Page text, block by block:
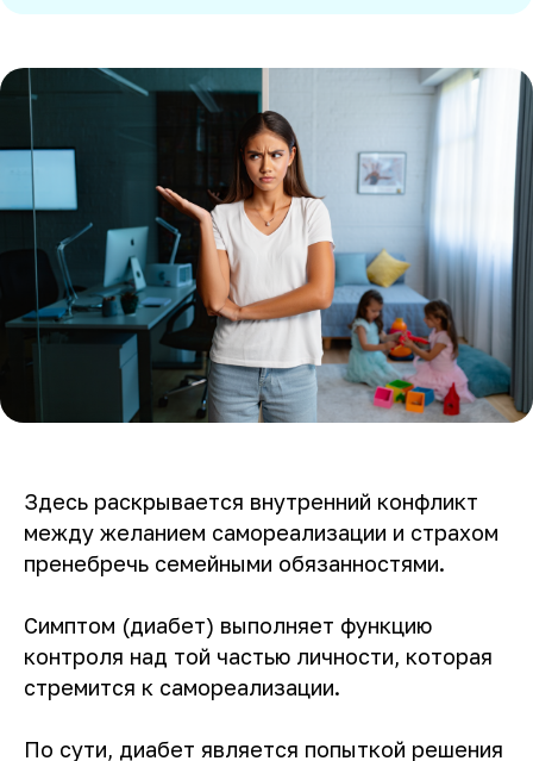
Здесь раскрывается внутренний конфликт
между желанием самореализации и страхом
пренебречь семейными обязанностями.
Симптом (диабет) выполняет функцию
контроля над той частью личности, которая
стремится к самореализации.
По сути, диабет является попыткой решения